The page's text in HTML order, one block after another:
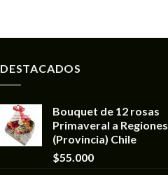
DESTACADOS
Bouquet de 12 rosas
Primaveral a Regiones
(Provincia) Chile
$55.000